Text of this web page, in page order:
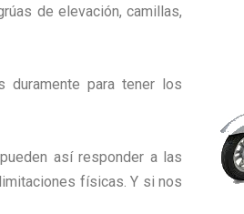
de elevación, camillas,
duramente para tener los
así responder a las
físicas. Y si nos